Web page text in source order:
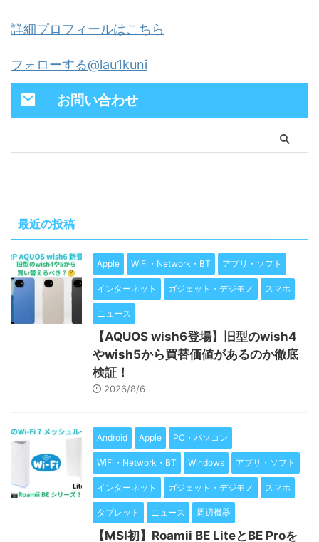
詳細プロフィールはこちら
フォローする@lau1kuni
お問い合わせ
最近の投稿
Apple WiFi・Network・BT アプリ・ソフト
インターネット ガジェット・デジモノ スマホ
ニュース
【AQUOS wish6登場】旧型のwish4
やwish5から買替価値があるのか徹底
検証！
2026/8/6
Android Apple PC・パソコン
WiFi・Network・BT Windows アプリ・ソフト
インターネット ガジェット・デジモノ スマホ
タブレット ニュース 周辺機器
【MSI初】Roamii BE LiteとBE Proを